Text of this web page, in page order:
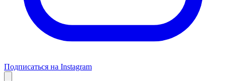
Подписаться на Instagram